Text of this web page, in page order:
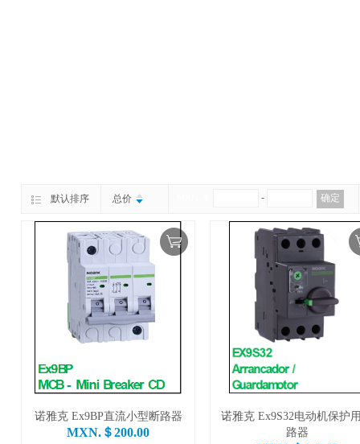
默认排序 总价 - 确定
诺雅克 Ex9BP直流小型断路器
MXN.＄200.00
诺雅克 Ex9S32电动机保护
路器